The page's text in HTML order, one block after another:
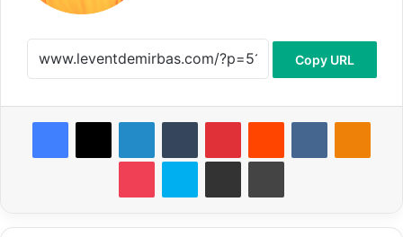
Copy URL